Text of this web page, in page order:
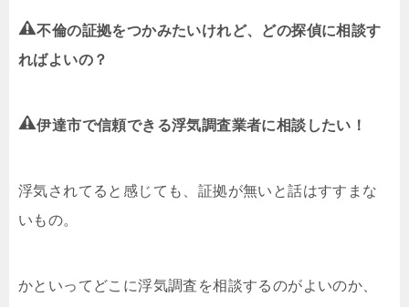
不倫の証拠をつかみたいけれど、どの探偵に相談す
ればよいの？
伊達市で信頼できる浮気調査業者に相談したい！
浮気されてると感じても、証拠が無いと話はすすまな
いもの。
かといってどこに浮気調査を相談するのがよいのか、